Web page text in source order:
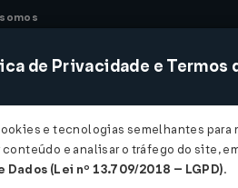
CONSULTORIA SISTEMAS
de Privacidade e Termos
e tecnologias semelhantes para
e analisar o tráfego do site,
Dados (Lei nº 13.709/2018 – LGPD).